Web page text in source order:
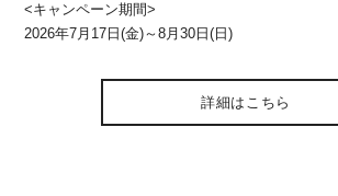
<キャンペーン期間>
2026年7月17日(金)～8月30日(日)
詳細はこちら